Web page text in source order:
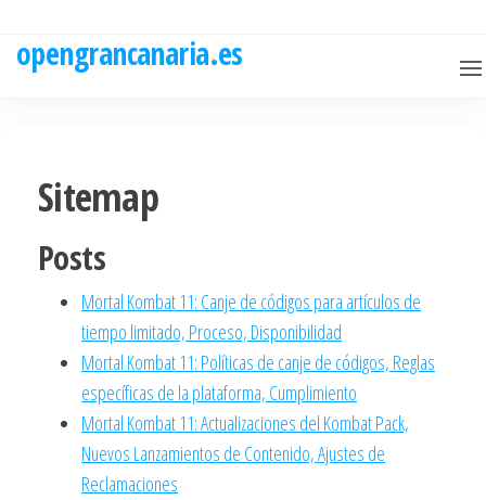
opengrancanaria.es
Sitemap
Posts
Mortal Kombat 11: Canje de códigos para artículos de
tiempo limitado, Proceso, Disponibilidad
Mortal Kombat 11: Políticas de canje de códigos, Reglas
específicas de la plataforma, Cumplimiento
Mortal Kombat 11: Actualizaciones del Kombat Pack,
Nuevos Lanzamientos de Contenido, Ajustes de
Reclamaciones